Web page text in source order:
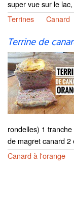
super vue sur le
Terrines
Canard
Terrine de
rondelles) 1
de magret canard 2
Canard à l'orange